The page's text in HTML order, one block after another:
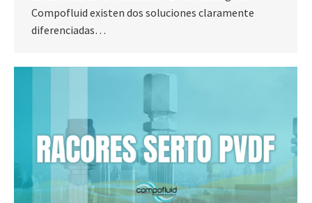
Compofluid existen dos soluciones claramente
diferenciadas…